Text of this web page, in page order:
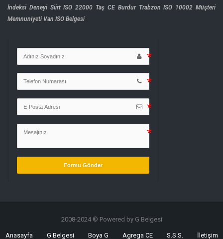
İndeksi Deneyi Siirt ISO 22000 Taş CE Burdur Trabzon ISO 10002 Müşteri
Memnuniyeti Van ISO Belgesi
Formu Gönder
2008-2024 © Powered by G Belgesi
Anasayfa G Belgesi Boya G Agrega CE S.S.S. İletişim